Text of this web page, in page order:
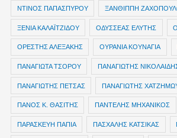
ΝΤΙΝΟΣ ΠΑΠΑΣΠΥΡΟΥ ΞΑΝΘΙΠΠΗ
ΞΕΝΙΑ ΚΑΛΑΪΤΖΙΔΟΥ ΟΔΥΣΣΕΑΣ ΕΛΥΤΗΣ
ΟΡΕΣΤΗΣ ΑΛΕΞΑΚΗΣ ΟΥΡΑΝΙΑ ΚΟΥΝΑΓΙΑ
ΠΑΝΑΓΙΩΤΑ ΤΣΟΡΟΥ ΠΑΝΑΓΙΩΤΗΣ
ΠΑΝΑΓΙΩΤΗΣ ΠΕΤΣΑΣ ΠΑΝΑΓΙΩΤΗΣ
ΠΑΝΟΣ Κ. ΘΑΣΙΤΗΣ ΠΑΝΤΕΛΗΣ ΜΗΧΑΝΙΚΟΣ
ΠΑΡΑΣΚΕΥΗ ΠΑΠΙΑ ΠΑΣΧΑΛΗΣ ΚΑΤΣΙΚΑΣ